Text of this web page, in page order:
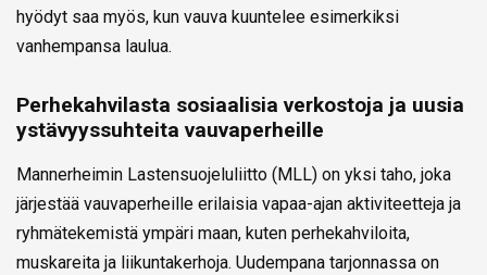
hyödyt saa myös, kun vauva kuuntelee esimerkiksi
vanhempansa laulua.
Perhekahvilasta sosiaalisia verkostoja ja uusia
ystävyyssuhteita vauvaperheille
Mannerheimin Lastensuojeluliitto (MLL) on yksi taho, joka
järjestää vauvaperheille erilaisia vapaa-ajan aktiviteetteja ja
ryhmätekemistä ympäri maan, kuten perhekahviloita,
muskareita ja liikuntakerhoja. Uudempana tarjonnassa on